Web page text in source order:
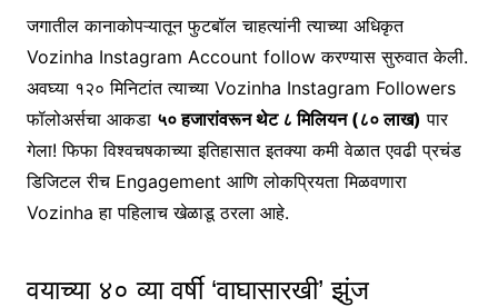
जगातील कानाकोपऱ्यातून फुटबॉल चाहत्यांनी त्याच्या अधिकृत
Vozinha Instagram Account follow करण्यास सुरुवात केली.
अवघ्या १२० मिनिटांत त्याच्या Vozinha Instagram Followers
फॉलोअर्सचा आकडा ५० हजारांवरून थेट ८ मिलियन (८० लाख) पार
गेला! फिफा विश्वचषकाच्या इतिहासात इतक्या कमी वेळात एवढी प्रचंड
डिजिटल रीच Engagement आणि लोकप्रियता मिळवणारा
Vozinha हा पहिलाच खेळाडू ठरला आहे.
वयाच्या ४० व्या वर्षी ‘वाघासारखी’ झुंज